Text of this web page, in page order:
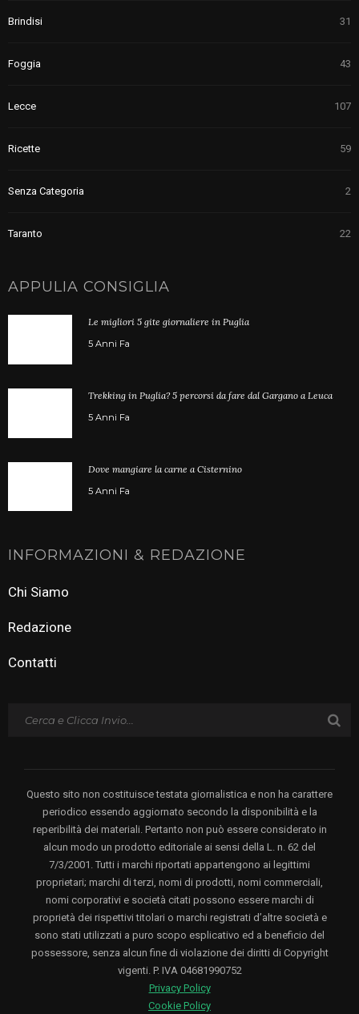
Brindisi 31
Foggia 43
Lecce 107
Ricette 59
Senza Categoria 2
Taranto 22
APPULIA CONSIGLIA
Le migliori 5 gite giornaliere in Puglia
5 Anni Fa
Trekking in Puglia? 5 percorsi da fare dal Gargano a Leuca
5 Anni Fa
Dove mangiare la carne a Cisternino
5 Anni Fa
INFORMAZIONI & REDAZIONE
Chi Siamo
Redazione
Contatti
Questo sito non costituisce testata giornalistica e non ha carattere
periodico essendo aggiornato secondo la disponibilità e la
reperibilità dei materiali. Pertanto non può essere considerato in
alcun modo un prodotto editoriale ai sensi della L. n. 62 del
7/3/2001. Tutti i marchi riportati appartengono ai legittimi
proprietari; marchi di terzi, nomi di prodotti, nomi commerciali,
nomi corporativi e società citati possono essere marchi di
proprietà dei rispettivi titolari o marchi registrati d’altre società e
sono stati utilizzati a puro scopo esplicativo ed a beneficio del
possessore, senza alcun fine di violazione dei diritti di Copyright
vigenti. P. IVA 04681990752
Privacy Policy
Cookie Policy